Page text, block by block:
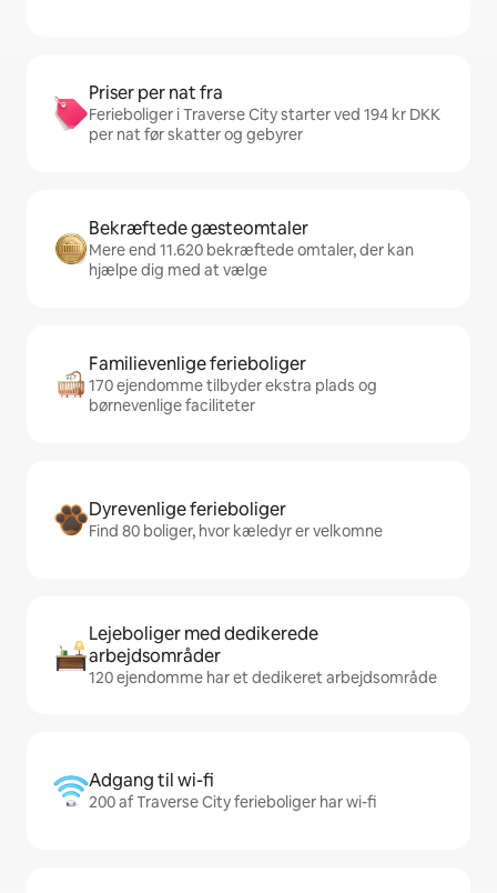
Priser per nat fra
Ferieboliger i Traverse City starter ved 194 kr DKK
per nat før skatter og gebyrer
Bekræftede gæsteomtaler
Mere end 11.620 bekræftede omtaler, der kan
hjælpe dig med at vælge
Familievenlige ferieboliger
170 ejendomme tilbyder ekstra plads og
børnevenlige faciliteter
Dyrevenlige ferieboliger
Find 80 boliger, hvor kæledyr er velkomne
Lejeboliger med dedikerede
arbejdsområder
120 ejendomme har et dedikeret arbejdsområde
Adgang til wi-fi
200 af Traverse City ferieboliger har wi-fi